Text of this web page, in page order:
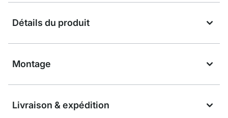
Détails du produit
Montage
Livraison & expédition